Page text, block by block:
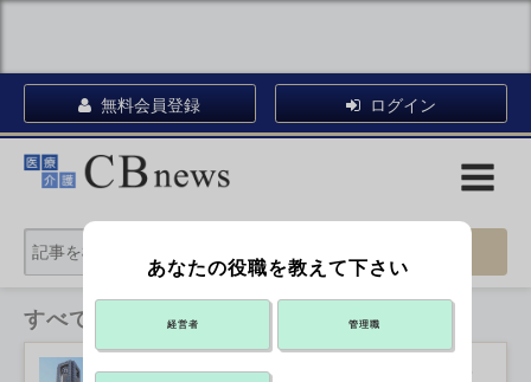
無料会員登録 ログイン
すべてのカテゴリ
認知症をテーマに来月シンポ 東京都
あなたの役職を教えて下さい
経営者 管理職